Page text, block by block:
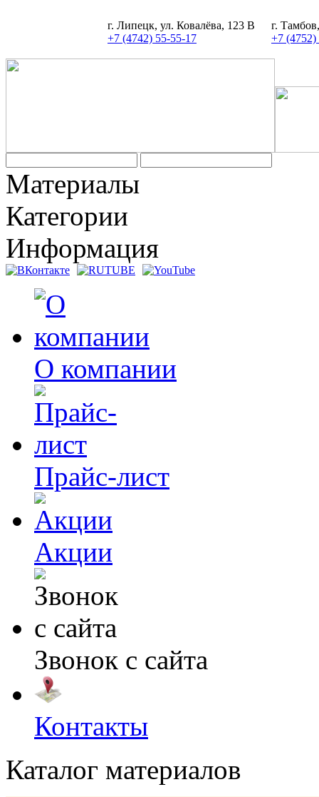
г. Липецк, ул. Ковалёва, 123 В
+7 (4742) 55-55-17
г.
+7 (4752)
Материалы
Категории
Информация
О компании
Прайс-лист
Акции
Звонок с сайта
Контакты
Каталог материалов